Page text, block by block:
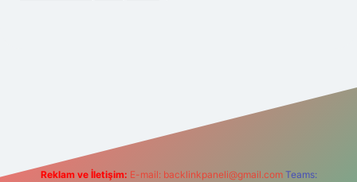
Reklam ve İletişim: E-mail: backlinkpaneli@gmail.com Teams: